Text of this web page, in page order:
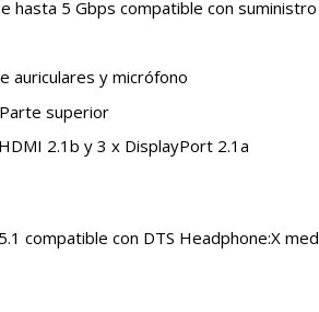
hasta 5 Gbps compatible con
auriculares y micrófono
superior
2.1b y 3 x DisplayPort 2.1a
compatible con DTS Headphone:X